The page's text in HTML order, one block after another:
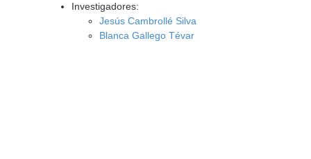
Investigadores:
Jesús Cambrollé Silva
Blanca Gallego Tévar